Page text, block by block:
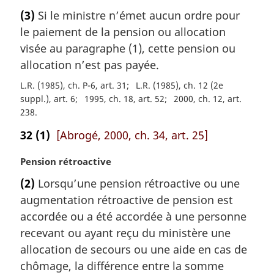
t
e
m
a
g
i
n
l
:
(3) Si le ministre n’émet aucun ordre pour
le paiement de la pension ou allocation
visée au paragraphe (1), cette pension ou
allocation n’est pas payée.
L.R. (1985), ch. P-6, art. 31
L.R. (1985), ch. 12 (2e
suppl.), art. 6
1995, ch. 18, art. 52
2000, ch. 12, art.
238
32 (1) [Abrogé, 2000, ch. 34, art. 25]
N
t
e
m
a
g
i
Pension rétroactive
(2) Lorsqu’une pension rétroactive ou une
augmentation rétroactive de pension est
accordée ou a été accordée à une personne
recevant ou ayant reçu du ministère une
allocation de secours ou une aide en cas de
chômage, la différence entre la somme